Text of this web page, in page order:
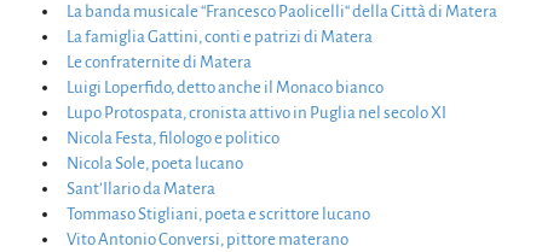
La banda musicale “Francesco Paolicelli“ della Città di Matera
La famiglia Gattini, conti e patrizi di Matera
Le confraternite di Matera
Luigi Loperfido, detto anche il Monaco bianco
Lupo Protospata, cronista attivo in Puglia nel secolo XI
Nicola Festa, filologo e politico
Nicola Sole, poeta lucano
Sant’Ilario da Matera
Tommaso Stigliani, poeta e scrittore lucano
Vito Antonio Conversi, pittore materano